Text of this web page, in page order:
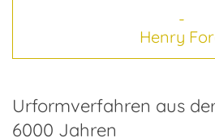
-
Henry
Urformverfahren aus
6000 Jahren